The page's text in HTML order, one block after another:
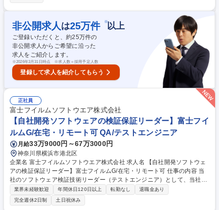
ックオフィスのBPO業務について業務拡大、新規受注を会社の重要な柱と
して進めております。 今回は給与労務に関わる、BPO型新規業務の立ち
上げ・運用開始をリード顧客要件をもとに運用フロー・SLA・KPIを定
義・実装・安定稼働までを推進し立上げチームの組成・教育・品質保証を
担い、初期課題の迅速解決を図って頂ける方を募集します。 募集職種
【給与BPO業務立ち上げ/プロジェクト推進＆マネジメント】KDDI・三井
物産出資
非公開求人 は25万件 ※以上
ご登録いただくと、約25万件の
非公開求人からご希望に沿った
求人をご紹介します。
※2026年3月31日時点 ※求人数＝採用予定人数
登録して求人を紹介してもらう
正社員
富士フイルムソフトウエア株式会社
【自社開発ソフトウェアの検証保証リーダー】富士フイ
ルムG/在宅・リモート可 QA/テストエンジニア
月給33万9000円～67万3000円
神奈川県横浜市港北区
企業名 富士フイルムソフトウエア株式会社 求人名 【自社開発ソフトウェ
アの検証保証リーダー】富士フイルムG/在宅・リモート可 仕事の内容 当
社のソフトウェア検証技術リーダー（テストエンジニア）として、当社開
発ソフトウェアのシステムテスト・製品検査の実施と実行管理 （設計・実
施と計画立案・実行管理）をしていただきます。 【業務詳細】品質・効率
（ex. テスト自動化）の向上や、今後のCloud/AI/IoT/DevOps時代のテス
業界未経験歓迎 年間休日120日以上 転勤なし
退職金あり
完全週休2日制
土日祝休み